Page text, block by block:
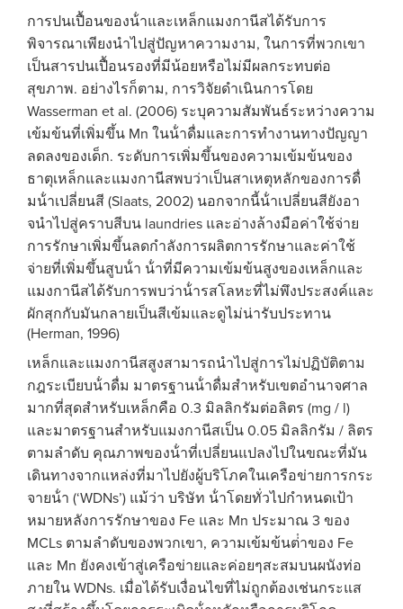
การปนเปื้อนของน้ําและเหล็กแมงกานีสได้รับการ
พิจารณาเพียงนําไปสู่ปัญหาความงาม, ในการที่พวกเขา
เป็นสารปนเปื้อนรองที่มีน้อยหรือไม่มีผลกระทบต่อ
สุขภาพ. อย่างไรก็ตาม, การวิจัยดําเนินการโดย
Wasserman et al. (2006) ระบุความสัมพันธ์ระหว่างความ
เข้มข้นที่เพิ่มขึ้น Mn ในน้ําดื่มและการทํางานทางปัญญา
ลดลงของเด็ก. ระดับการเพิ่มขึ้นของความเข้มข้นของ
ธาตุเหล็กและแมงกานีสพบว่าเป็นสาเหตุหลักของการดื่
มน้ําเปลี่ยนสี (Slaats, 2002) นอกจากนี้น้ําเปลี่ยนสียังอา
จนําไปสู่คราบสีบน laundries และอ่างล้างมือค่าใช้จ่าย
การรักษาเพิ่มขึ้นลดกําลังการผลิตการรักษาและค่าใช้
จ่ายที่เพิ่มขึ้นสูบน้ํา น้ําที่มีความเข้มข้นสูงของเหล็กและ
แมงกานีสได้รับการพบว่าน้ํารสโลหะที่ไม่พึงประสงค์และ
ผักสุกกับมันกลายเป็นสีเข้มและดูไม่น่ารับประทาน
(Herman, 1996)
เหล็กและแมงกานีสสูงสามารถนําไปสู่การไม่ปฏิบัติตาม
กฎระเบียบน้ําดื่ม มาตรฐานน้ําดื่มสําหรับเขตอํานาจศาล
มากที่สุดสําหรับเหล็กคือ 0.3 มิลลิกรัมต่อลิตร (mg / l)
และมาตรฐานสําหรับแมงกานีสเป็น 0.05 มิลลิกรัม / ลิตร
ตามลําดับ คุณภาพของน้ําที่เปลี่ยนแปลงไปในขณะที่มัน
เดินทางจากแหล่งที่มาไปยังผู้บริโภคในเครือข่ายการกระ
จายน้ํา (‘WDNs’) แม้ว่า บริษัท น้ําโดยทั่วไปกําหนดเป้า
หมายหลังการรักษาของ Fe และ Mn ประมาณ 3 ของ
MCLs ตามลําดับของพวกเขา, ความเข้มข้นต่ําของ Fe
และ Mn ยังคงเข้าสู่เครือข่ายและค่อยๆสะสมบนผนังท่อ
ภายใน WDNs. เมื่อได้รับเงื่อนไขที่ไม่ถูกต้องเช่นกระแส